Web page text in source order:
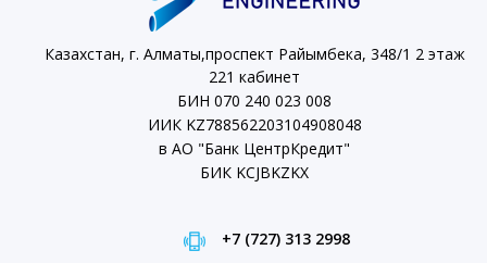
Казахстан, г. Алматы,проспект Райымбека, 348/1 2 этаж
221 кабинет
БИН 070 240 023 008
ИИК KZ788562203104908048
в АО "Банк ЦентрКредит"
БИК KCJBKZKX
+7 (727) 313 2998